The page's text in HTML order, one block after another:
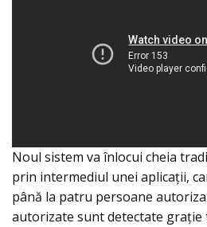
Noul sistem va înlocui cheia
prin intermediul unei aplicații,
până la patru persoane
autorizate sunt detectate grație